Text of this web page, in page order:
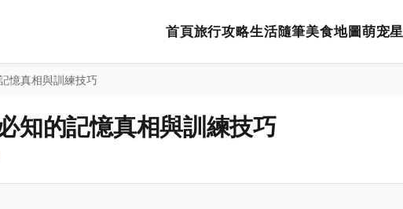
首頁旅行攻略生活隨筆美食地圖萌宠
憶真相與訓練技巧
知的記憶真相與訓練技巧